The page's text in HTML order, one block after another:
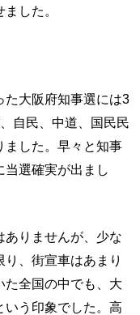
した。
た大阪府知事選には3
自民、中道、国民民
ました。早々と知事
当選確実が出まし
ありませんが、少な
、街宣車はあまり
た全国の中でも、大
いう印象でした。高